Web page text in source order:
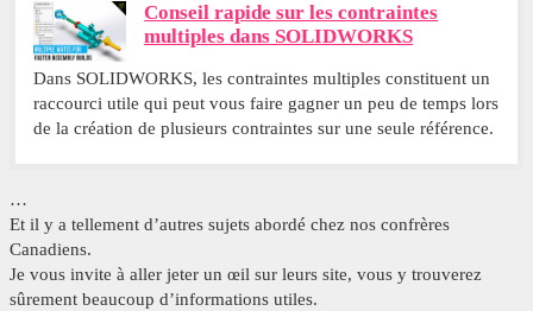
Conseil rapide sur les contraintes
multiples dans SOLIDWORKS
Dans SOLIDWORKS, les contraintes multiples constituent un
raccourci utile qui peut vous faire gagner un peu de temps lors
de la création de plusieurs contraintes sur une seule référence.
…
Et il y a tellement d’autres sujets abordé chez nos confrères
Canadiens.
Je vous invite à aller jeter un œil sur leurs site, vous y trouverez
sûrement beaucoup d’informations utiles.